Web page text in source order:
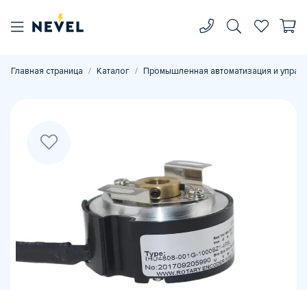
Главная страница Каталог Промышленная автоматизация и